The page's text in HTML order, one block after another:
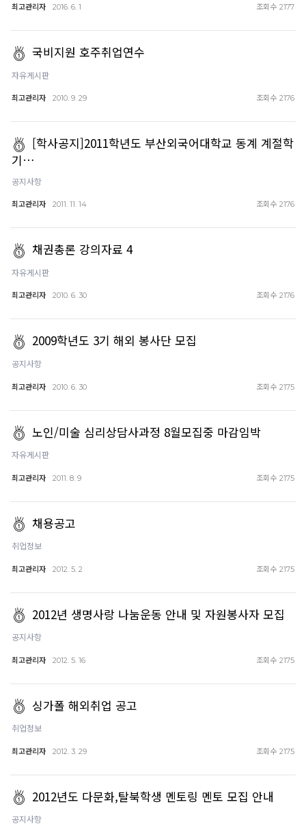
최고관리자 2016. 6. 1 조회수 2177
국비지원 호주취업연수
자유게시판
최고관리자 2010. 9. 29 조회수 2176
[학사공지]2011학년도 부산외국어대학교 동계 계절학
기…
공지사항
최고관리자 2011. 11. 14 조회수 2176
채권총론 강의자료 4
자유게시판
최고관리자 2010. 6. 30 조회수 2176
2009학년도 3기 해외 봉사단 모집
공지사항
최고관리자 2010. 6. 30 조회수 2175
노인/미술 심리상담사과정 8월모집중 마감임박
자유게시판
최고관리자 2011. 8. 9 조회수 2175
채용공고
취업정보
최고관리자 2012. 5. 2 조회수 2175
2012년 생명사랑 나눔운동 안내 및 자원봉사자 모집
공지사항
최고관리자 2012. 5. 16 조회수 2175
싱가폴 해외취업 공고
취업정보
최고관리자 2012. 3. 29 조회수 2175
2012년도 다문화,탈북학생 멘토링 멘토 모집 안내
공지사항